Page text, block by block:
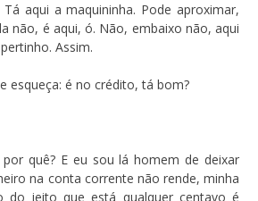
aqui a maquininha. Pode aproximar,
não, é aqui, ó. Não, embaixo não, aqui
Assim.
esqueça: é no crédito, tá bom?
quê? E eu sou lá homem de deixar
na conta corrente não rende, minha
do jeito que está qualquer centavo é